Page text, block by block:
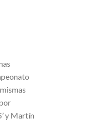
y Martín